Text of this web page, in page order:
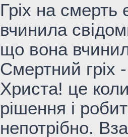
Гріх на
вчинила
що вона
Смертний гріх
Христа! це
рішення і
непотрібно.